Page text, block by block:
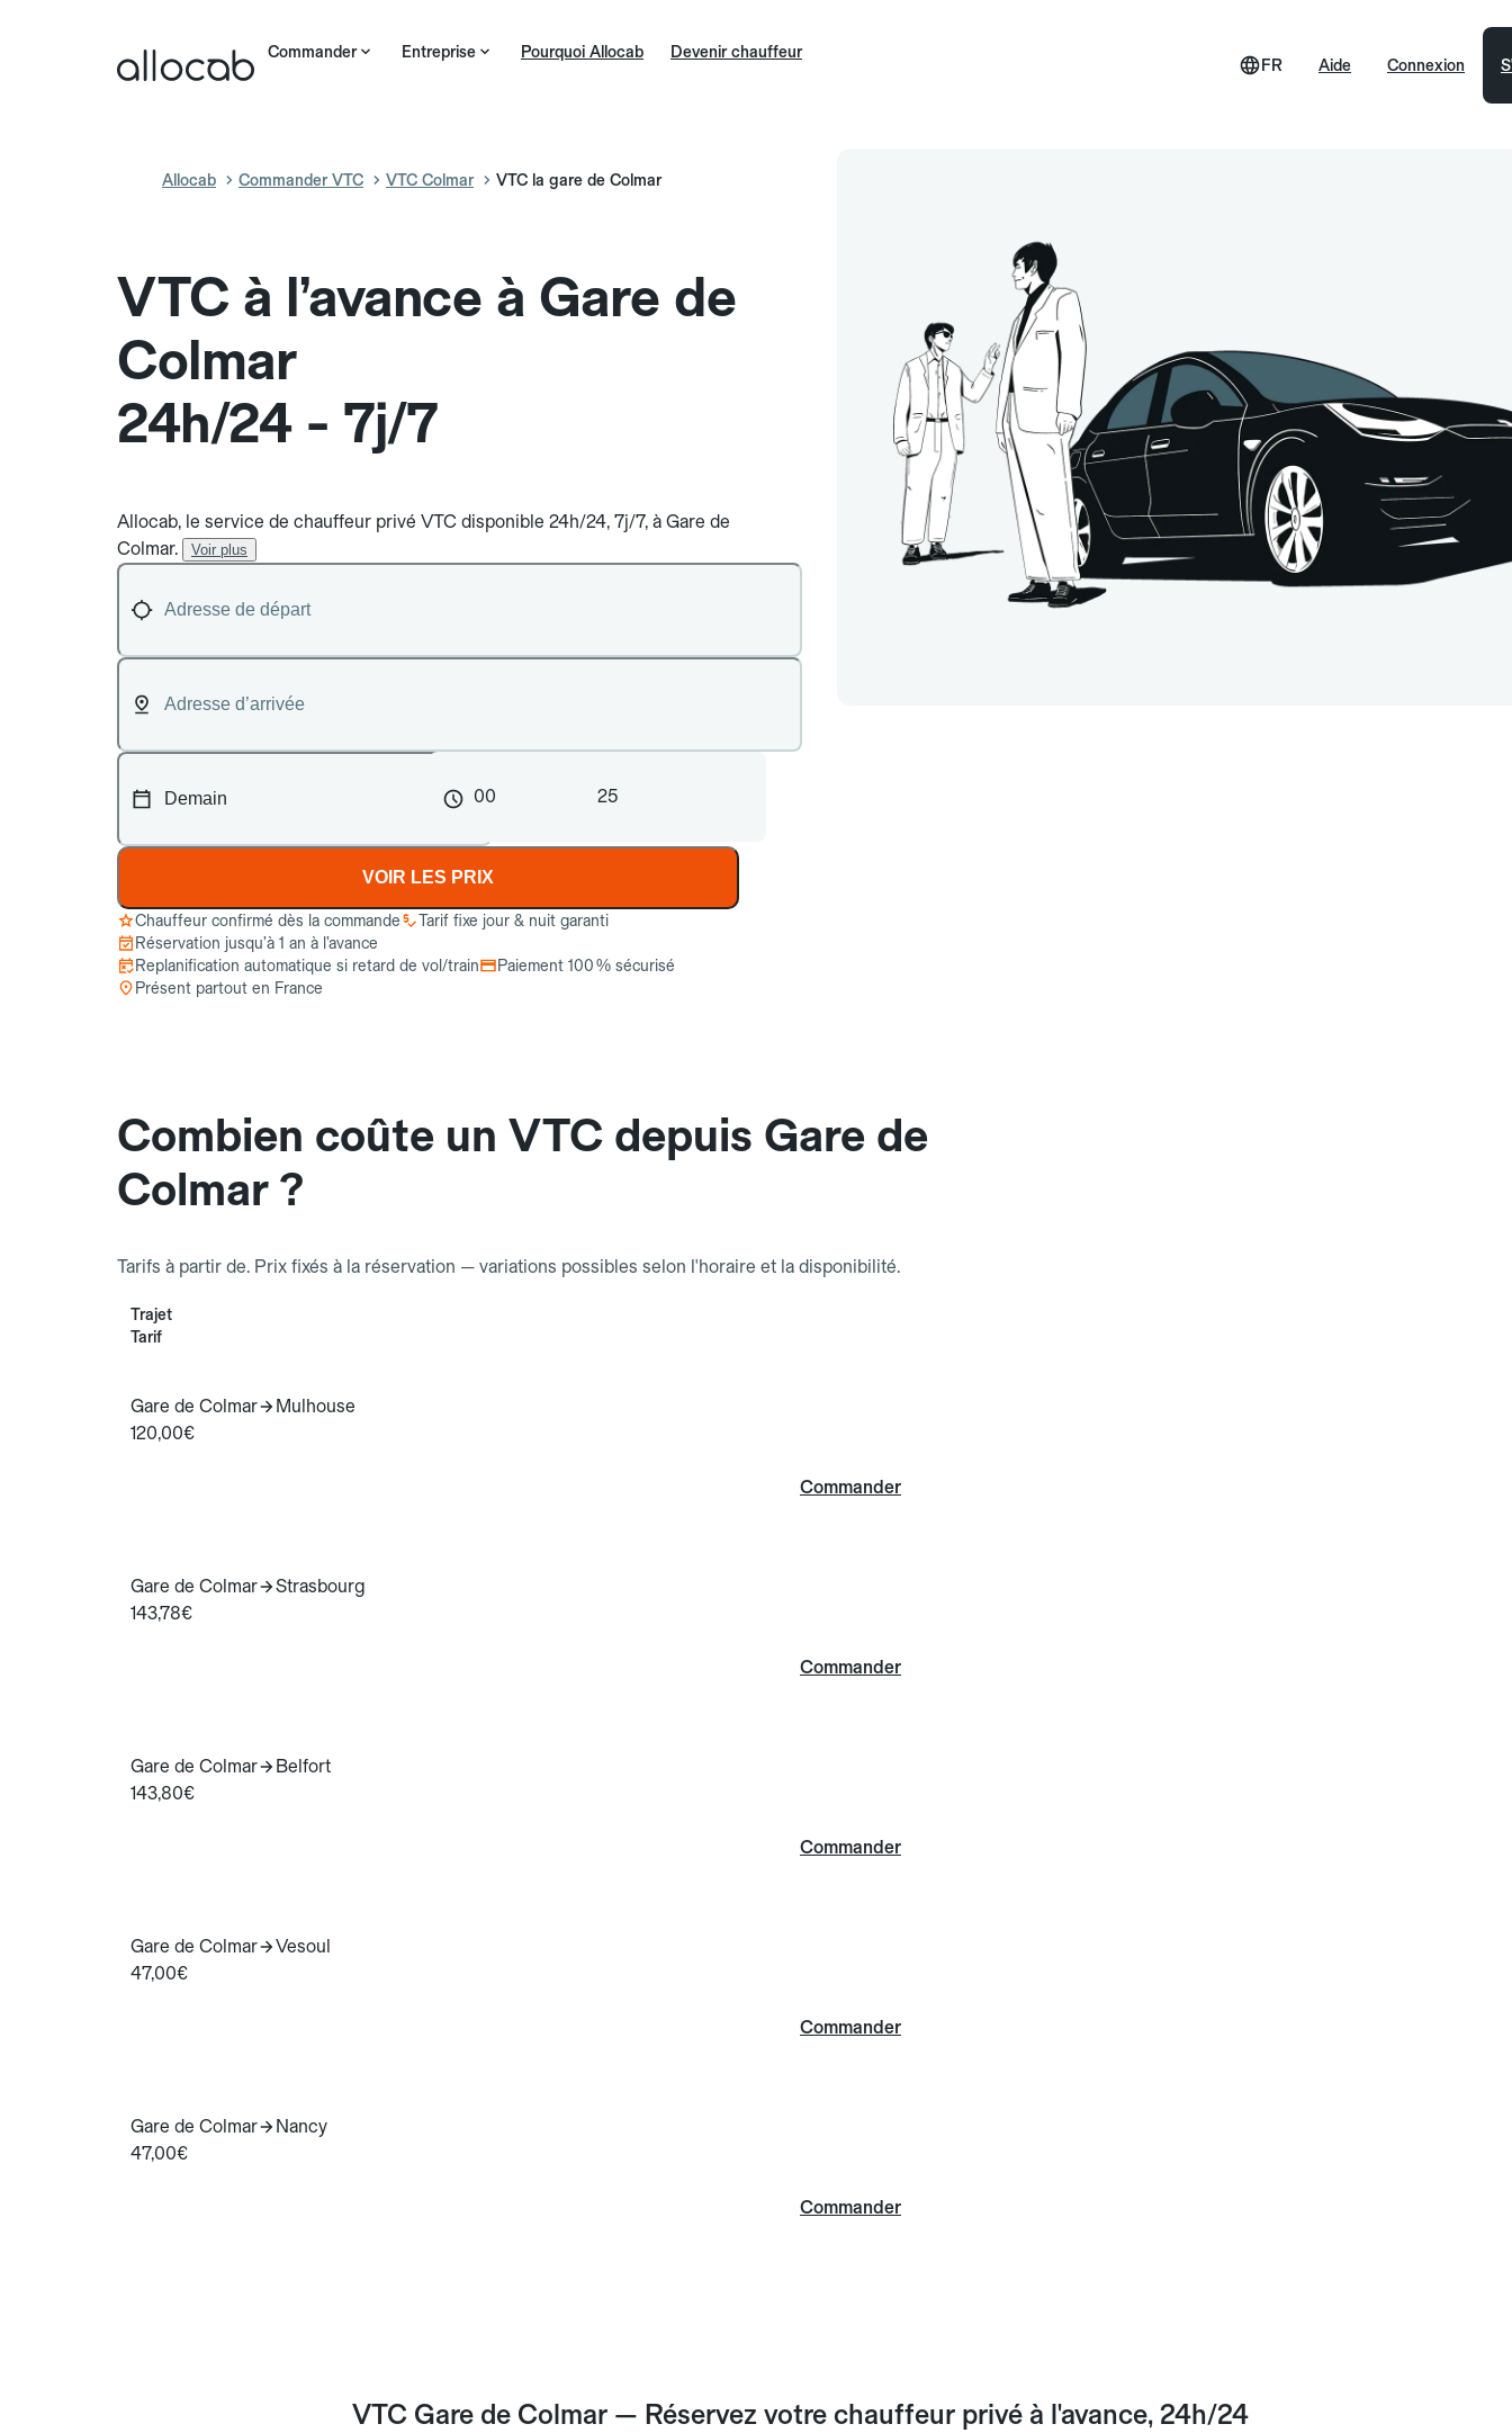
Commander Entreprise Pourquoi Allocab Devenir chauffeur
Aide
FR Connexion
Allocab Commander VTC VTC Colmar VTC la gare de Colmar
VTC à l’avance à Gare de
Colmar
24h/24 - 7j/7
Allocab, le service de chauffeur privé VTC disponible 24h/24, 7j/7, à Gare de
Colmar.
Voir plus
00 25
VOIR LES PRIX
Chauffeur confirmé dès la commande
Tarif fixe jour & nuit garanti
Réservation jusqu’à 1 an à l’avance
Replanification automatique si retard de vol/train
Paiement 100 % sécurisé
Présent partout en France
Combien coûte un VTC depuis Gare de
Colmar ?
Tarifs à partir de. Prix fixés à la réservation — variations possibles selon l'horaire et la disponibilité.
Trajet
Tarif
Gare de Colmar
Mulhouse
120,00€
Commander
Gare de Colmar
Strasbourg
143,78€
Commander
Gare de Colmar
Belfort
143,80€
Commander
Gare de Colmar
Vesoul
47,00€
Commander
Gare de Colmar
Nancy
47,00€
Commander
VTC Gare de Colmar — Réservez votre chauffeur privé à l'avance, 24h/24